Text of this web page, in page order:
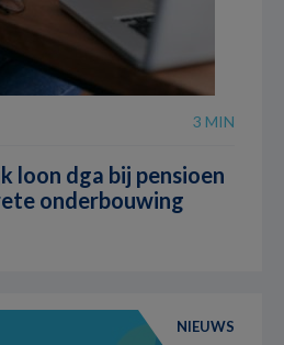
3 MIN
loon dga bij pensioen
onderbouwing
NIEUWS